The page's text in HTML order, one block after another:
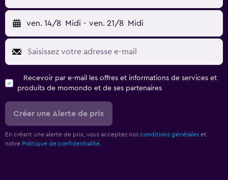
ven. 14/8 Midi - ven. 21/8 Midi
Recevoir par e-mail les offres et informations de services et
produits de momondo et de ses partenaires
Créer une Alerte de prix
En créant une alerte de prix, vous acceptez nos conditions générales et
notre Politique de confidentialité.